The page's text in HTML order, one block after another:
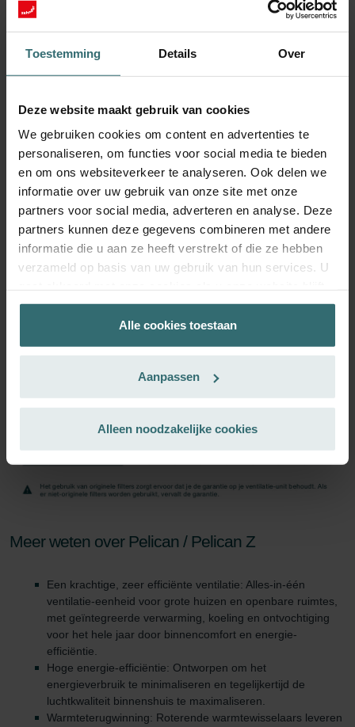
Toestemming Details Over
Deze website maakt gebruik van cookies
We gebruiken cookies om content en advertenties te
personaliseren, om functies voor social media te bieden
en om ons websiteverkeer te analyseren. Ook delen we
informatie over uw gebruik van onze site met onze
partners voor social media, adverteren en analyse. Deze
partners kunnen deze gegevens combineren met andere
informatie die u aan ze heeft verstrekt of die ze hebben
verzameld op basis van uw gebruik van hun services. U
gebruiken.
Datenschutzerklärung der Zehnder Group
Zehnder Group België nv/sa: Déclarations de confidentialité
Zehnder Group Czech Republic s.r.o.: Zásady ochrany
Zehnder Group France: Protection des données
Zehnder Group İç Mekan İklimlendirme Sanayi ve Ticaret
Zehnder Group Nederland bv: Privacyverklaringen
Zehnder Polska Sp. z o.o.: Oświadczenie o ochronie
Zehnder Group UK Limited: Privacy Policy
Alle cookies toestaan
Aanpassen
Alleen noodzakelijke cookies
excl. verzendkosten
Abonneer je en bestel automatisch en periodiek opnieuw!
(Aanbieding uitsluitend voor particuliere klanten)
EUR
incl. BTW
excl. verzendkosten
Inschrijven
Meer weten over Pelican / Pelican Z
Een krachtige, zeer efficiënte ventilatie: Alles-in-één
ventilatie-eenheid voor grote huizen en openbare ruimtes,
met geïntegreerde verwarming, koeling en ontvochtiging
voor het hele jaar door binnencomfort en energie-
efficiëntie.
Hoge energie-efficiëntie: Ontworpen om het
energieverbruik te minimaliseren en tegelijkertijd de
luchtkwaliteit binnenshuis te maximaliseren.
Warmteterugwinning: Roterende warmtewisselaars leveren